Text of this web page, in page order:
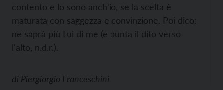
contento e lo sono anch'io, se la scelta è
maturata con saggezza e convinzione. Poi dico:
ne saprà più Lui di me (e punta il dito verso
l'alto, n.d.r.).
di Piergiorgio Franceschini